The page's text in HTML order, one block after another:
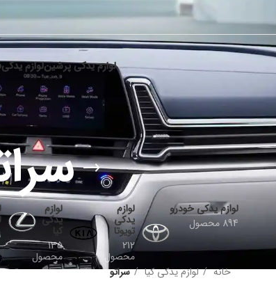
لوازم یدکی پرشینلوازم یدکی
لوازم یدکی خودرو
894 محصول
لوازم
یدکی
تویوتا
212
محصول
لوازم
یدکی
کیا
135
محصول
خانه لوازم یدکی کیا سراتو